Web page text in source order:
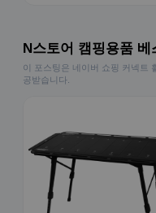
N스토어 캠핑용품 베
이 포스팅은 네이버 쇼핑 커넥트
공받습니다.